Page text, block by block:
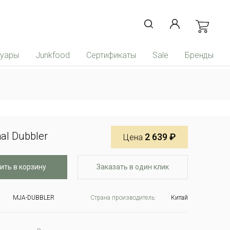
Junkfood Сертификаты Sale Бренды
Dubbler Цена 2 639 ₽
в корзину Заказать в один клик
MJA-DUBBLER Страна производитель: Китай